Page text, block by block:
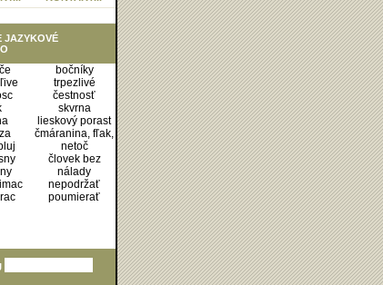
JAZYKOVÉ
bočníky
trpezlivé
čestnosť
skvrna
lieskový porast
čmáranina, fľak,
netoč
človek bez
nálady
nepodržať
poumierať